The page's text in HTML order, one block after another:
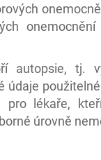
autopsie, tj.
údaje
pro lékaře,
úrovně